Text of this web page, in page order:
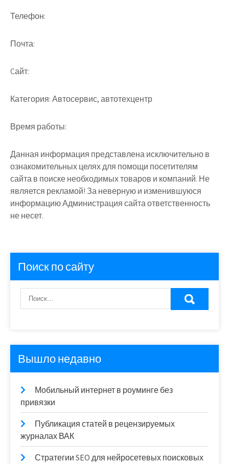
Телефон:
Почта:
Cайт:
Категория:Автосервис, автотехцентр
Время работы:
Данная информация представлена исключительно в
ознакомительных целях для помощи посетителям
сайта в поиске необходимых товаров и компаний. Не
является рекламой! За неверную и изменившуюся
информацию Администрация сайта ответственность
не несет.
Поиск по сайту
Вышло недавно
Мобильный интернет в роуминге без
привязки
Публикация статей в рецензируемых
журналах ВАК
Стратегии SEO для нейросетевых поисковых